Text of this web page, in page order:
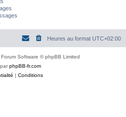
Heures au format UTC+02:00
Software © phpBB Limited
phpBB-fr.com
| Conditions